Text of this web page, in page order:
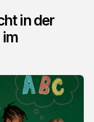
in der
im